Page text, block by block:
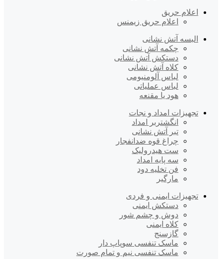
اعلام حریق
اعلام حریق زیمنس
البسه آتش نشانی
چکمه آتش نشانی
دستکش آتش نشانی
کلاه آتش نشانی
لباس آلومنیومی
لباس عملیاتی
هود یا مقنعه
تجهیزات امداد و نجات
انگشتربر امداد
تبر آتش نشانی
چراغ قوه ضدانفجار
ست هیدرولیک
سه پایه امداد
فن تخلیه دود
مارگیر
تجهیزات ایمنی و فردی
دستکش ایمنی
دوش و چشم شور
کلاه ایمنی
گازسنج
ماسک تنفسی سوپاپ دار
ماسک تنفسی نیم و تمام صورت